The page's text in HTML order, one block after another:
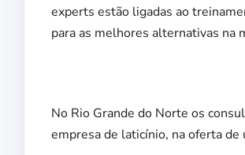
experts estão ligadas ao
para as melhores alternativas na
No Rio Grande do Norte os
empresa de laticínio, na oferta